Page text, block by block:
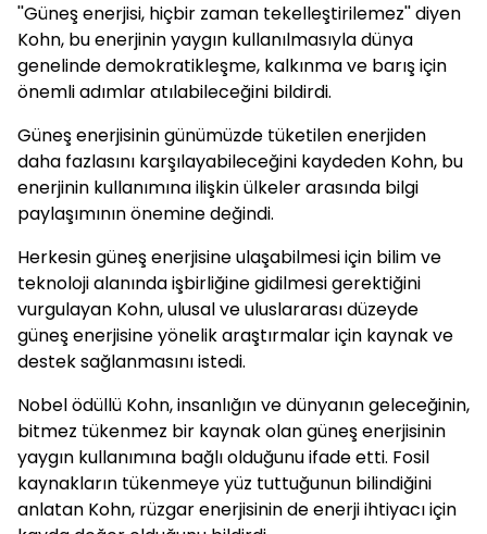
''Güneş enerjisi, hiçbir zaman tekelleştirilemez'' diyen
Kohn, bu enerjinin yaygın kullanılmasıyla dünya
genelinde demokratikleşme, kalkınma ve barış için
önemli adımlar atılabileceğini bildirdi.
Güneş enerjisinin günümüzde tüketilen enerjiden
daha fazlasını karşılayabileceğini kaydeden Kohn, bu
enerjinin kullanımına ilişkin ülkeler arasında bilgi
paylaşımının önemine değindi.
Herkesin güneş enerjisine ulaşabilmesi için bilim ve
teknoloji alanında işbirliğine gidilmesi gerektiğini
vurgulayan Kohn, ulusal ve uluslararası düzeyde
güneş enerjisine yönelik araştırmalar için kaynak ve
destek sağlanmasını istedi.
Nobel ödüllü Kohn, insanlığın ve dünyanın geleceğinin,
bitmez tükenmez bir kaynak olan güneş enerjisinin
yaygın kullanımına bağlı olduğunu ifade etti. Fosil
kaynakların tükenmeye yüz tuttuğunun bilindiğini
anlatan Kohn, rüzgar enerjisinin de enerji ihtiyacı için